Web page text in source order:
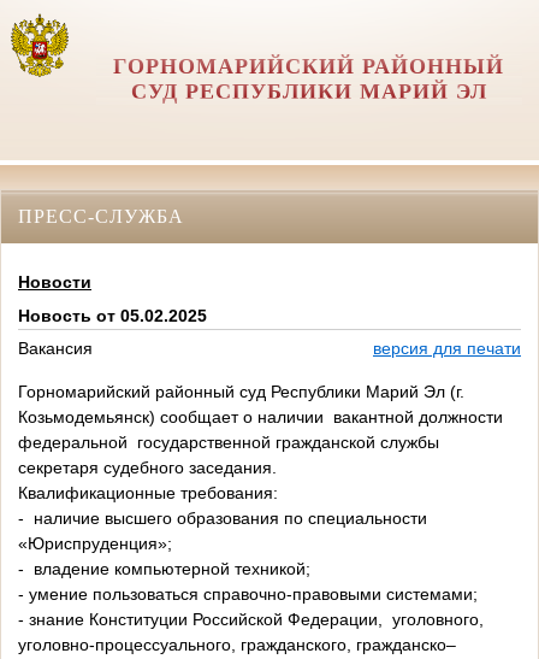
ГОРНОМАРИЙСКИЙ РАЙОННЫЙ
СУД РЕСПУБЛИКИ МАРИЙ ЭЛ
ПРЕСС-СЛУЖБА
Новости
Новость от 05.02.2025
Вакансия
версия для печати
Горномарийский районный суд Республики Марий Эл (г.
Козьмодемьянск) сообщает о наличии вакантной должности
федеральной государственной гражданской службы
секретаря судебного заседания.
Квалификационные требования:
- наличие высшего образования по специальности
«Юриспруденция»;
- владение компьютерной техникой;
- умение пользоваться справочно-правовыми системами;
- знание Конституции Российской Федерации, уголовного,
уголовно-процессуального, гражданского, гражданско–